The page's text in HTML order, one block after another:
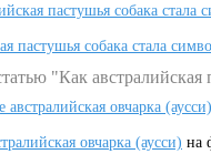
пастушья собака
пастушья собака стала
"Как
австралийская овчарка (аусси)
овчарка (аусси) на